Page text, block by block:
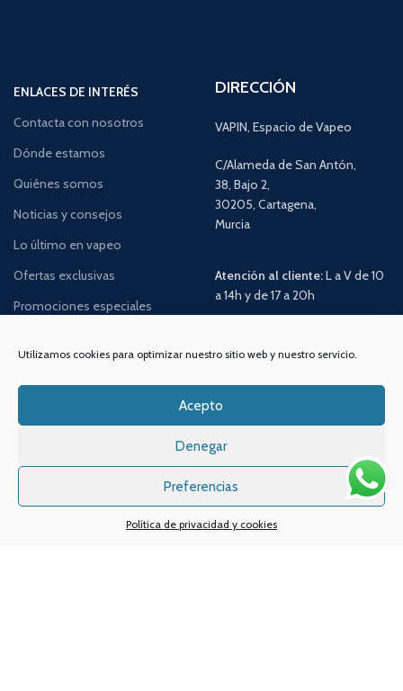
Utilizamos cookies para optimizar nuestro sitio web y nuestro servicio.
Acepto
Denegar
Preferencias
Política de privacidad y cookies
ENLACES DE INTERÉS
Contacta con nosotros
Dónde estamos
Quiénes somos
Noticias y consejos
Lo último en vapeo
Ofertas exclusivas
Promociones especiales
DIRECCIÓN
VAPIN, Espacio de Vapeo
C/Alameda de San Antón,
38, Bajo 2,
30205, Cartagena,
Murcia
Atención al cliente:L a V de 10
a 14h y de 17 a 20h
WATSSAPP:601 30 58 28